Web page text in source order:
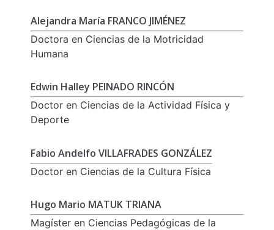
Alejandra María FRANCO JIMÉNEZ
Doctora en Ciencias de la Motricidad
Humana
Edwin Halley PEINADO RINCÓN
Doctor en Ciencias de la Actividad Física y
Deporte
Fabio Andelfo VILLAFRADES GONZÁLEZ
Doctor en Ciencias de la Cultura Física
Hugo Mario MATUK TRIANA
Magíster en Ciencias Pedagógicas de la